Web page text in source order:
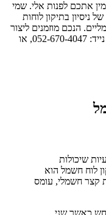
אתכם לפנות אלי. שמי
מעל 10 שנים של ניסיון בתיקון לוחות
הנכם מוזמנים ליצור
עמי קשר בכל עת לכל שאלה או עניין בטלפון נייד: 052-670-4047, או
שיכולות
לוח חשמל הוא
קצר חשמלי, עומס
כאשר שני